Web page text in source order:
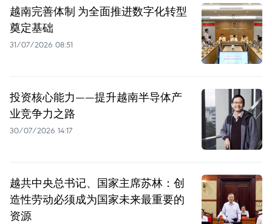
越南完善体制 为全面推进数字化转型
奠定基础
31/07/2026 08:51
投资核心能力——提升越南半导体产
业竞争力之路
30/07/2026 14:17
越共中央总书记、国家主席苏林：创
造性劳动必须成为国家未来最重要的
资源